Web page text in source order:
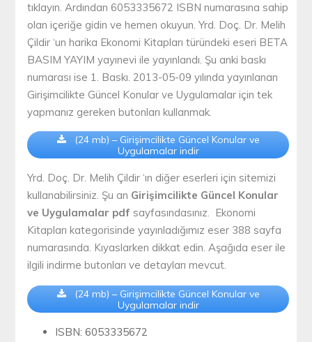
tıklayın. Ardından 6053335672 ISBN numarasına sahip
olan içeriğe gidin ve hemen okuyun. Yrd. Doç. Dr. Melih
Çildir ‘un harika Ekonomi Kitapları türündeki eseri BETA
BASIM YAYIM yayınevi ile yayınlandı. Şu anki baskı
numarası ise 1. Baskı. 2013-05-09 yılında yayınlanan
Girişimcilikte Güncel Konular ve Uygulamalar için tek
yapmanız gereken butonları kullanmak.
(24 mb) – Girişimcilikte Güncel Konular ve
Uygulamalar indir
Yrd. Doç. Dr. Melih Çildir ‘ın diğer eserleri için sitemizi
kullanabilirsiniz. Şu an Girişimcilikte Güncel Konular
ve Uygulamalar pdf sayfasındasınız. Ekonomi
Kitapları kategorisinde yayınladığımız eser 388 sayfa
numarasında. Kıyaslarken dikkat edin. Aşağıda eser ile
ilgili indirme butonları ve detayları mevcut.
(24 mb) – Girişimcilikte Güncel Konular ve
Uygulamalar indir
ISBN: 6053335672